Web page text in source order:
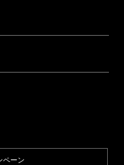
ペーン